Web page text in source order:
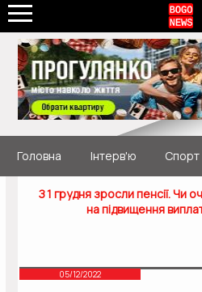
Головна Інтерв'ю Спорт
З 1 грудня зросли пенсії. Чи
на підвищення
05/12/2022